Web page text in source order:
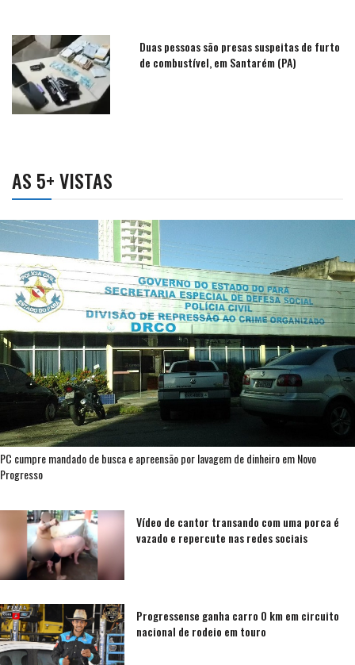
Duas pessoas são presas suspeitas de furto
de combustível, em Santarém (PA)
AS 5+ VISTAS
PC cumpre mandado de busca e apreensão por lavagem de dinheiro em Novo
Progresso
Vídeo de cantor transando com uma porca é
vazado e repercute nas redes sociais
Progressense ganha carro 0 km em circuito
nacional de rodeio em touro